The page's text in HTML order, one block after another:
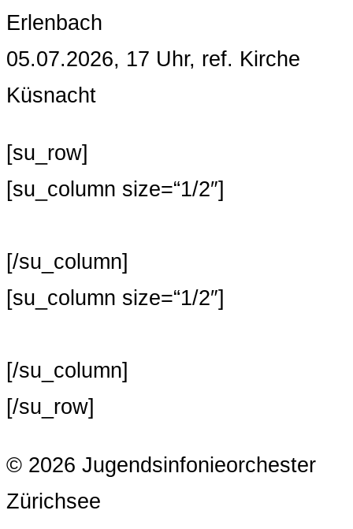
Erlenbach
05.07.2026, 17 Uhr, ref. Kirche
Küsnacht
[su_row]
[su_column size=“1/2″]
[/su_column]
[su_column size=“1/2″]
[/su_column]
[/su_row]
© 2026 Jugendsinfonieorchester
Zürichsee